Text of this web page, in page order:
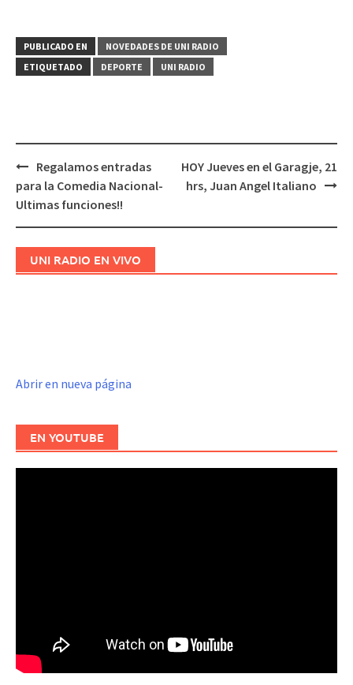
PUBLICADO EN
NOVEDADES DE UNI RADIO
ETIQUETADO
DEPORTE UNI RADIO
Navegación
de
Regalamos entradas
para la Comedia Nacional-
Ultimas funciones!!
HOY Jueves en el Garagje, 21
hrs, Juan Angel Italiano
UNI RADIO EN VIVO
Abrir en nueva página
EN YOUTUBE